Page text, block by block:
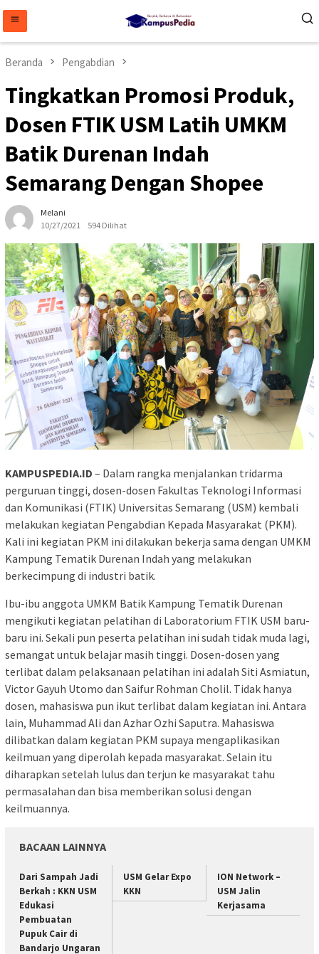
konten
Beranda Pengabdian
Tingkatkan Promosi Produk,
Dosen FTIK USM Latih UMKM
Batik Durenan Indah
Semarang Dengan Shopee
Melani
10/27/2021
594 Dilihat
KAMPUSPEDIA.ID – Dalam rangka menjalankan tridarma
perguruan tinggi, dosen-dosen Fakultas Teknologi Informasi
dan Komunikasi (FTIK) Universitas Semarang (USM) kembali
melakukan kegiatan Pengabdian Kepada Masyarakat (PKM).
Kali ini kegiatan PKM ini dilakukan bekerja sama dengan UMKM
Kampung Tematik Durenan Indah yang melakukan
berkecimpung di industri batik.
Ibu-ibu anggota UMKM Batik Kampung Tematik Durenan
mengikuti kegiatan pelatihan di Laboratorium FTIK USM baru-
baru ini. Sekali pun peserta pelatihan ini sudah tidak muda lagi,
semangat untuk belajar masih tinggi. Dosen-dosen yang
terlibat dalam pelaksanaan pelatihan ini adalah Siti Asmiatun,
Victor Gayuh Utomo dan Saifur Rohman Cholil. Tidak hanya
dosen, mahasiswa pun ikut terlibat dalam kegiatan ini. Antara
lain, Muhammad Ali dan Azhar Ozhi Saputra. Mahasiswa
dilibatkan dalam kegiatan PKM supaya mengaplikasikan
keilmuan yang diperolah kepada masyarakat. Selain itu
diharapkan setelah lulus dan terjun ke masyarakat tahu
permasalahan dan bisa memberikan solusi dengan
keilmuannya.
BACAAN LAINNYA
Dari Sampah Jadi
Berkah : KKN USM
Edukasi
Pembuatan
Pupuk Cair di
Bandarjo Ungaran
USM Gelar Expo
KKN
ION Network –
USM Jalin
Kerjasama